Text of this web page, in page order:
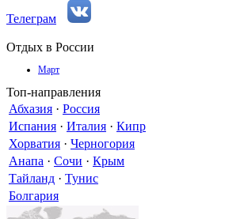
Телеграм
Отдых в России
Март
Топ-направления
Абхазия · Россия
Испания · Италия · Кипр
Хорватия · Черногория
Анапа · Сочи · Крым
Тайланд · Тунис
Болгария